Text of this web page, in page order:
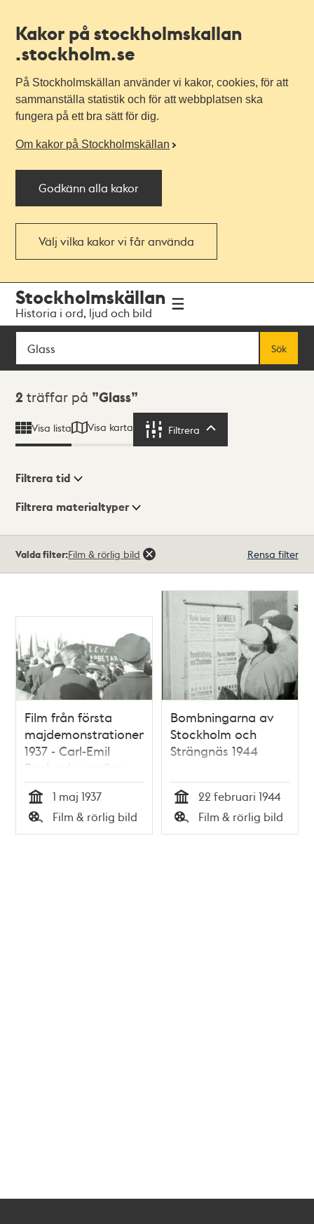
Kakor på stockholmskallan
.stockholm.se
På Stockholmskällan använder vi kakor, cookies, för att
sammanställa statistik och för att webbplatsen ska
fungera på ett bra sätt för dig.
Om kakor på Stockholmskällan
Godkänn alla kakor
Välj vilka kakor vi får använda
navigationen
huvudinnehållet
Stockholmskällan
Historia i ord, ljud och bild
Sök
Sök
Sökresultat
2 träffar på Glass
Visa lista Visa karta Filtrera
Visningsläge
Filtrera tid
Filtrera materialtyper
träffar
Valda filter:Film & rörlig bild Rensa filter
Film från första
majdemonstrationen
1937 - Carl-Emil
Englunds samling
Tid
1 maj 1937
Typ
Film & rörlig bild
Bombningarna av
Stockholm och
Strängnäs 1944
Tid
22 februari 1944
Typ
Film & rörlig bild